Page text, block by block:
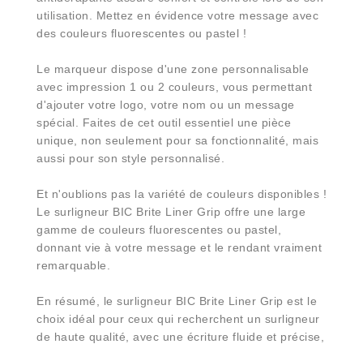
utilisation. Mettez en évidence votre message avec
des couleurs fluorescentes ou pastel !
Le marqueur dispose d'une zone personnalisable
avec impression 1 ou 2 couleurs, vous permettant
d'ajouter votre logo, votre nom ou un message
spécial. Faites de cet outil essentiel une pièce
unique, non seulement pour sa fonctionnalité, mais
aussi pour son style personnalisé.
Et n'oublions pas la variété de couleurs disponibles !
Le surligneur BIC Brite Liner Grip offre une large
gamme de couleurs fluorescentes ou pastel,
donnant vie à votre message et le rendant vraiment
remarquable.
En résumé, le surligneur BIC Brite Liner Grip est le
choix idéal pour ceux qui recherchent un surligneur
de haute qualité, avec une écriture fluide et précise,